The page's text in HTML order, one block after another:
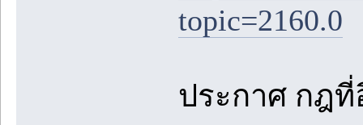
topic=2160.0
ประกาศ กฎ